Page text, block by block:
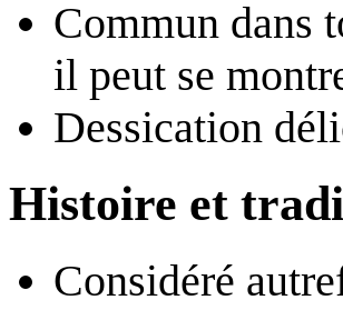
Commun dans
il peut se
Dessication
Histoire et
Considéré